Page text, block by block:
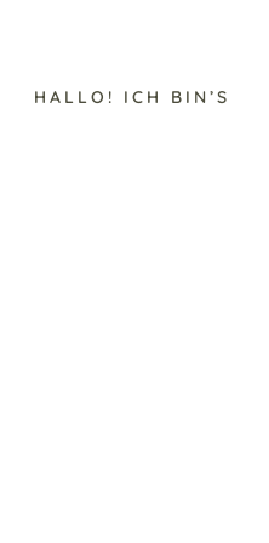
HALLO! ICH BIN’S